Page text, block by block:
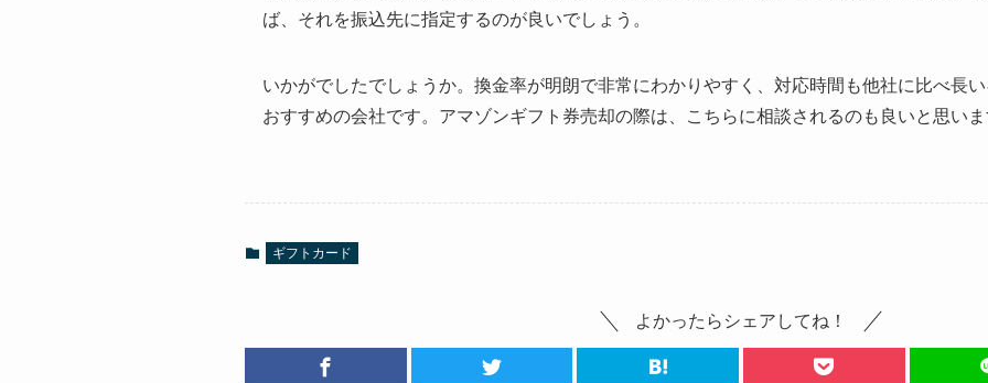
ば、それを振込先に指定するのが良いでしょう。
いかがでしたでしょうか。換金率が明朗で非常にわかりやすく、対応時間も他社に比べ長
おすすめの会社です。アマゾンギフト券売却の際は、こちらに相談されるのも良いと思い
ギフトカード
よかったらシェアしてね！